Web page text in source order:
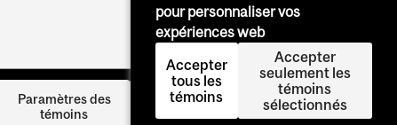
Paramètres des
témoins
Se
connecter
pour personnaliser vos
expériences web
Accepter
tous les
témoins
Accepter
seulement les
témoins
sélectionnés